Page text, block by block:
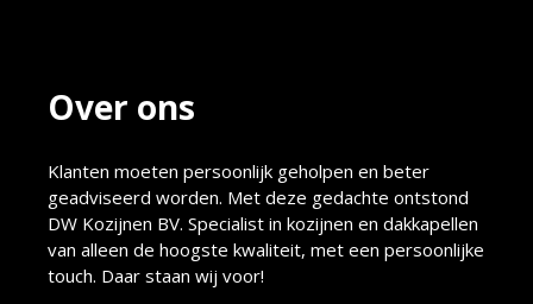
Over ons
Klanten moeten persoonlijk geholpen en beter
geadviseerd worden. Met deze gedachte ontstond
DW Kozijnen BV. Specialist in kozijnen en dakkapellen
van alleen de hoogste kwaliteit, met een persoonlijke
touch. Daar staan wij voor!